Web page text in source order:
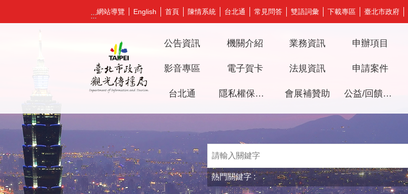
:::
網站導覽 English 首頁 陳情系統 台北通 常見問答 雙語詞彙 下載專區 臺北市政府
公告資訊 機關介紹 業務資訊 申辦項目
影音專區 電子賀卡 法規資訊 申請案件
台北通 隱私權保護及資訊安全政策 會展補贊助 公益/回饋檔期審議專區
熱門關鍵字